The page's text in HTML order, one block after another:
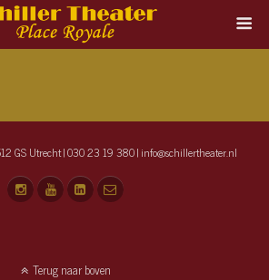
GS Utrecht | 030 23 19 380 | info@schillertheater.nl
Terug naar boven